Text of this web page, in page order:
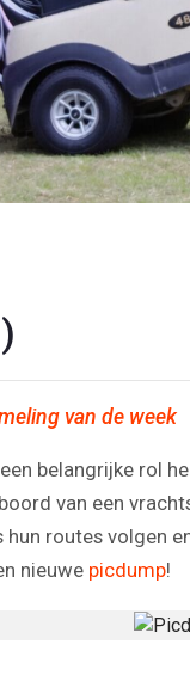
van de week
belangrijke rol
van een
routes volgen
nieuwe picdump!